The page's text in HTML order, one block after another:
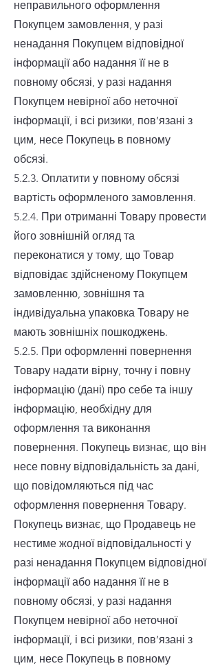
неправильного оформлення
Покупцем замовлення, у разі
ненадання Покупцем відповідної
інформації або надання її не в
повному обсязі, у разі надання
Покупцем невірної або неточної
інформації, і всі ризики, пов’язані з
цим, несе Покупець в повному
обсязі.
5.2.3. Оплатити у повному обсязі
вартість оформленого замовлення.
5.2.4. При отриманні Товару провести
його зовнішній огляд та
переконатися у тому, що Товар
відповідає здійсненому Покупцем
замовленню, зовнішня та
індивідуальна упаковка Товару не
мають зовнішніх пошкоджень.
5.2.5. При оформленні повернення
Товару надати вірну, точну і повну
інформацію (дані) про себе та іншу
інформацію, необхідну для
оформлення та виконання
повернення. Покупець визнає, що він
несе повну відповідальність за дані,
що повідомляються під час
оформлення повернення Товару.
Покупець визнає, що Продавець не
нестиме жодної відповідальності у
разі ненадання Покупцем відповідної
інформації або надання її не в
повному обсязі, у разі надання
Покупцем невірної або неточної
інформації, і всі ризики, пов’язані з
цим, несе Покупець в повному